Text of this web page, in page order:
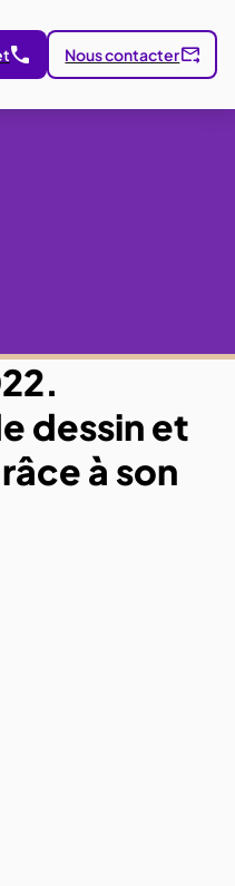
Nous contacter
dessin et
à son